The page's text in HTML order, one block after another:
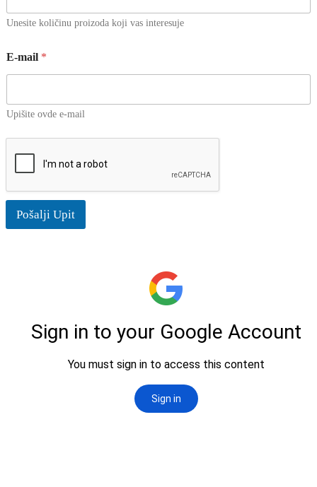
n
i
E
m
a
l
Unesite količinu proizoda koji vas interesuje
E-mail *
Upišite ovde e-mail
Pošalji Upit